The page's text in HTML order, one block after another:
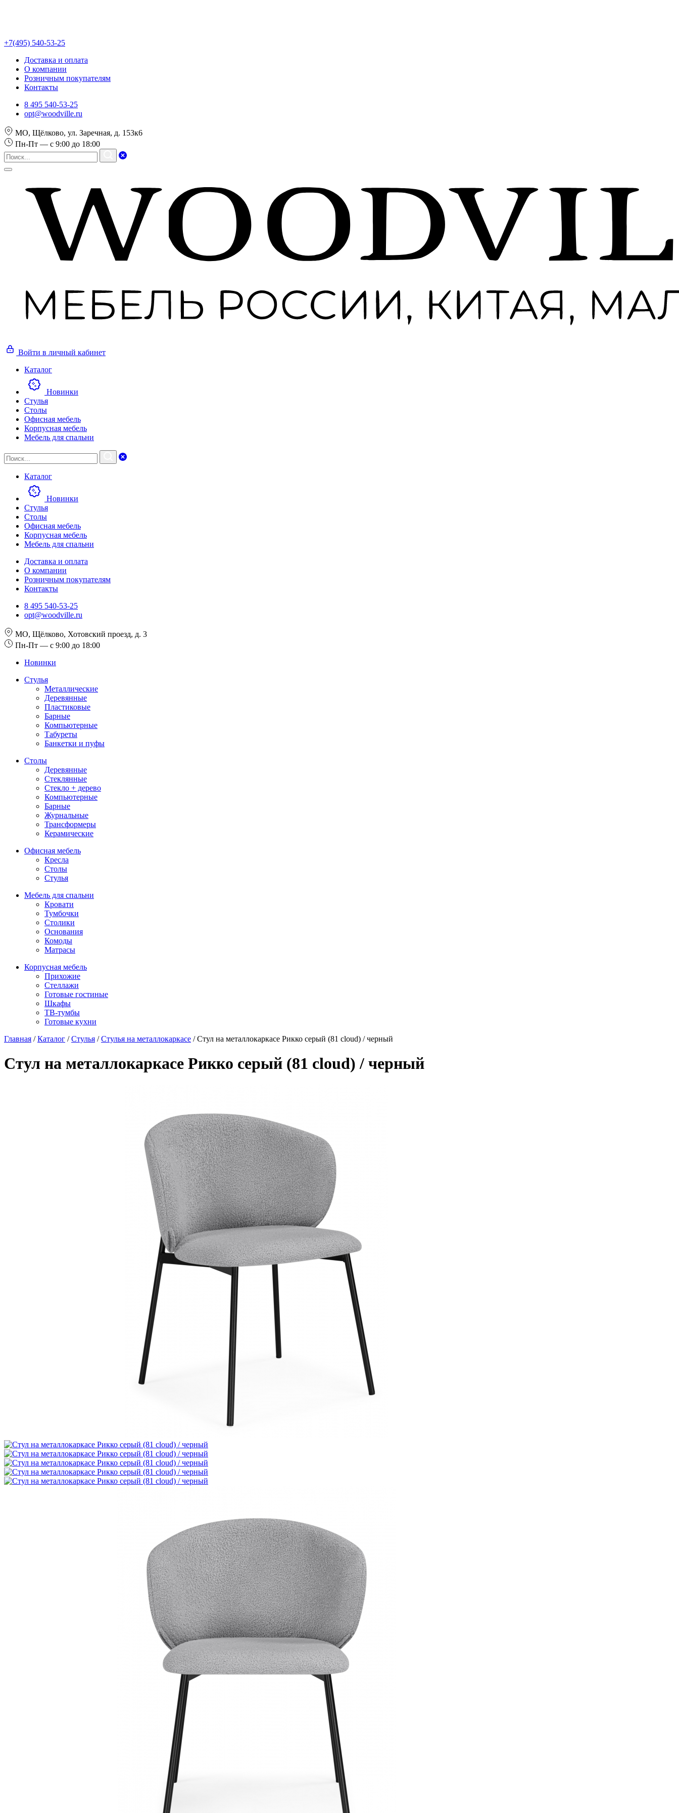
+7(495) 540-53-25
Доставка и оплата
О компании
Розничным покупателям
Контакты
8 495 540-53-25
opt@woodville.ru
МО, Щёлково, ул. Заречная, д. 153к6
Пн-Пт — с 9:00 до 18:00
Войти в личный кабинет
Каталог
Новинки
Стулья
Столы
Офисная мебель
Корпусная мебель
Мебель для спальни
Каталог
Новинки
Стулья
Столы
Офисная мебель
Корпусная мебель
Мебель для спальни
Доставка и оплата
О компании
Розничным покупателям
Контакты
8 495 540-53-25
opt@woodville.ru
МО, Щёлково, Хотовский проезд, д. 3
Пн-Пт — с 9:00 до 18:00
Новинки
Стулья
Металлические
Деревянные
Пластиковые
Барные
Компьютерные
Табуреты
Банкетки и пуфы
Столы
Деревянные
Стеклянные
Стекло + дерево
Компьютерные
Барные
Журнальные
Трансформеры
Керамические
Офисная мебель
Кресла
Столы
Стулья
Мебель для спальни
Кровати
Тумбочки
Столики
Основания
Комоды
Матрасы
Корпусная мебель
Прихожие
Стеллажи
Готовые гостиные
Шкафы
ТВ-тумбы
Готовые кухни
Главная /Каталог /Стулья /Стулья на металлокаркасе /Стул на металлокаркасе Рикко серый (81 cloud) / черный
Стул на металлокаркасе Рикко серый (81 cloud) / черный